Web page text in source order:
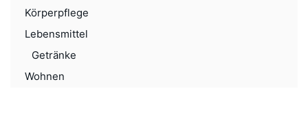
Körperpflege
Lebensmittel
Getränke
Wohnen